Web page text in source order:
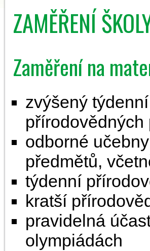
ZAMĚŘENÍ
Zaměření na
zvýšený
přírodovědných
odborné
předmětů,
týdenní
kratší
pravidelná
olympiádách